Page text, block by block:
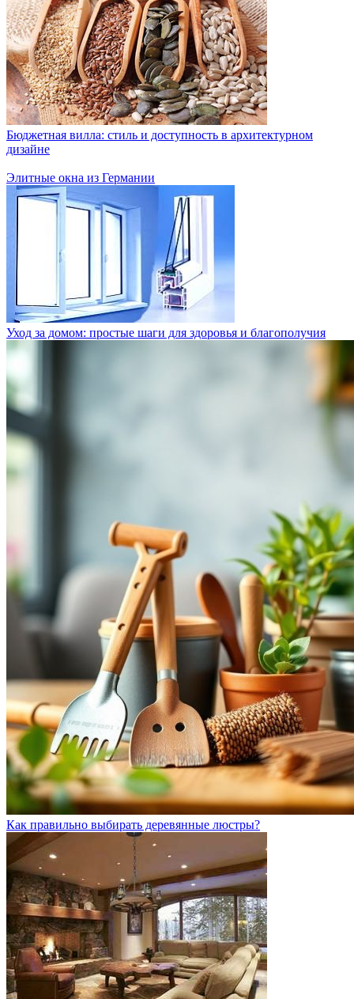
Бюджетная вилла: стиль и доступность в архитектурном
дизайне
Элитные окна из Германии
Уход за домом: простые шаги для здоровья и благополучия
Как правильно выбирать деревянные люстры?